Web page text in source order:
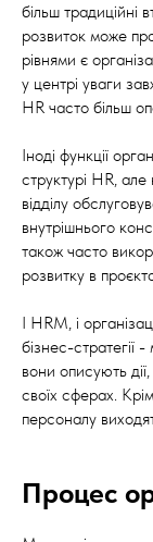
більш традиційні
розвиток може
рівнями є
у центрі уваги
HR часто більш
Іноді функції
структурі HR,
відділу
внутрішнього
також часто
розвитку в
І HRM, і
бізнес-стратегії -
вони описують дії,
своїх сферах.
персоналу
Процес